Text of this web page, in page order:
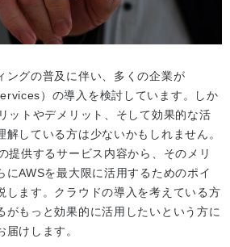
ングの普及に伴い、多くの企業が
）の導入を検討しています。しか
ットやデメリット、そして効果的な活
解している方は少ないかもしれません。
提供するサービス内容から、そのメリ
にAWSを最大限に活用するためのポイ
します。クラウドの導入を考えている方
がもっと効果的に活用したいという方に
けします。